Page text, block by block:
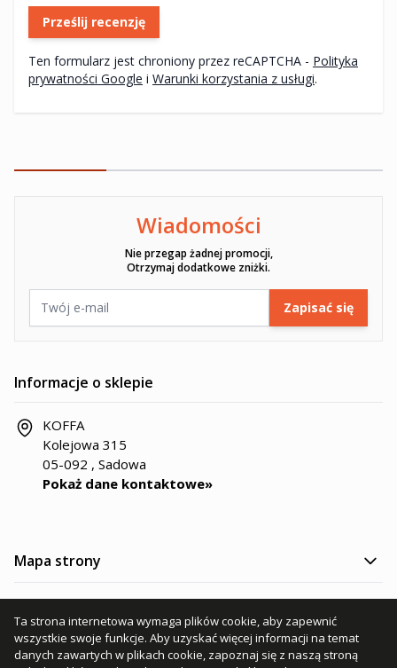
Ta strona internetowa wymaga plików cookie, aby zapewnić
wszystkie swoje funkcje. Aby uzyskać więcej informacji na temat
danych zawartych w plikach cookie, zapoznaj się z naszą stroną
Prześlij recenzję
Ten formularz jest chroniony przez reCAPTCHA - Polityka
prywatności Google i Warunki korzystania z usługi.
Wiadomości
Nie przegap żadnej promocji,
Otrzymaj dodatkowe zniżki.
Zapisać się
Ten formularz jest chroniony przez reCAPTCHA -
Informacje o sklepie
KOFFA
Kolejowa 315
05-092 , Sadowa
Pokaż dane kontaktowe»
Mapa strony
Kategorie produktów
Informacje